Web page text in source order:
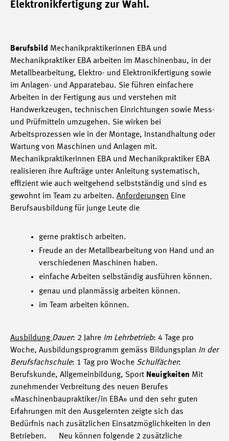
Elektronikfertigung zur Wahl.
Berufsbild Mechanikpraktikerinnen EBA und
Mechanikpraktiker EBA arbeiten im Maschinenbau, in der
Metallbearbeitung, Elektro- und Elektronikfertigung sowie
im Anlagen- und Apparatebau. Sie führen einfachere
Arbeiten in der Fertigung aus und verstehen mit
Handwerkzeugen, technischen Einrichtungen sowie Mess-
und Prüfmitteln umzugehen. Sie wirken bei
Arbeitsprozessen wie in der Montage, Instandhaltung oder
Wartung von Maschinen und Anlagen mit.
Mechanikpraktikerinnen EBA und Mechanikpraktiker EBA
realisieren ihre Aufträge unter Anleitung systematisch,
effizient wie auch weitgehend selbstständig und sind es
gewohnt im Team zu arbeiten. Anforderungen Eine
Berufsausbildung für junge Leute die
gerne praktisch arbeiten.
Freude an der Metallbearbeitung von Hand und an
verschiedenen Maschinen haben.
einfache Arbeiten selbständig ausführen können.
genau und planmässig arbeiten können.
im Team arbeiten können.
Ausbildung Dauer: 2 Jahre Im Lehrbetrieb: 4 Tage pro
Woche, Ausbildungsprogramm gemäss Bildungsplan In der
Berufsfachschule: 1 Tag pro Woche Schulfächer:
Berufskunde, Allgemeinbildung, Sport Neuigkeiten Mit
zunehmender Verbreitung des neuen Berufes
«Maschinenbaupraktiker/in EBA» und den sehr guten
Erfahrungen mit den Ausgelernten zeigte sich das
Bedürfnis nach zusätzlichen Einsatzmöglichkeiten in den
Betrieben. Neu können folgende 2 zusätzliche